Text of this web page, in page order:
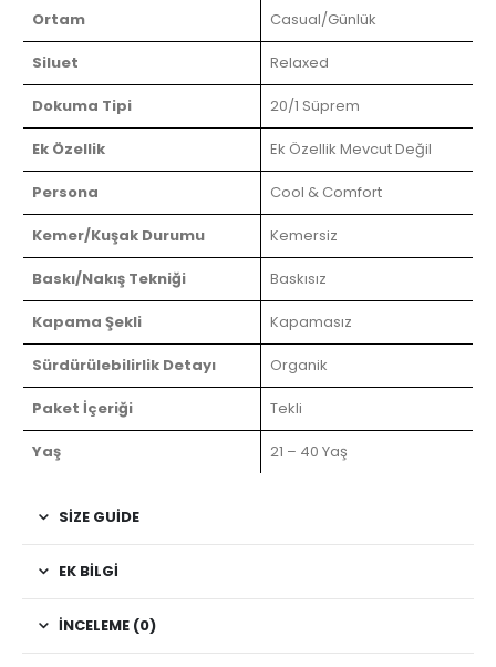
Ortam Casual/Günlük
Siluet Relaxed
Dokuma Tipi 20/1 Süprem
Ek Özellik Ek Özellik Mevcut Değil
Persona Cool & Comfort
Kemer/Kuşak Durumu Kemersiz
Baskı/Nakış Tekniği Baskısız
Kapama Şekli Kapamasız
Sürdürülebilirlik Detayı Organik
Paket İçeriği Tekli
Yaş 21 – 40 Yaş
SIZE GUIDE
EK BILGI
İNCELEME (0)